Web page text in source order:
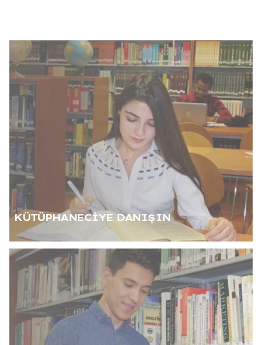
Akademik Dürüstlük
tıklayınız
Güvenilir Kaynak Tarama
tıklayınız
Sunum Yapma İpuçları
tıklayınız
KÜTÜPHANECİYE DANIŞIN